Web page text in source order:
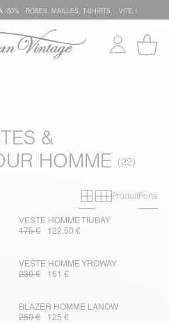
-50% : ROBES, MAILLES, T-SHIRTS... VITE !
&
HOMME
Grille
Grille
ProduitPorté
VESTE HOMME TIUBAY
175 €
122,50 €
VESTE HOMME YROWAY
230 €
161 €
BLAZER HOMME LANOW
250 €
125 €